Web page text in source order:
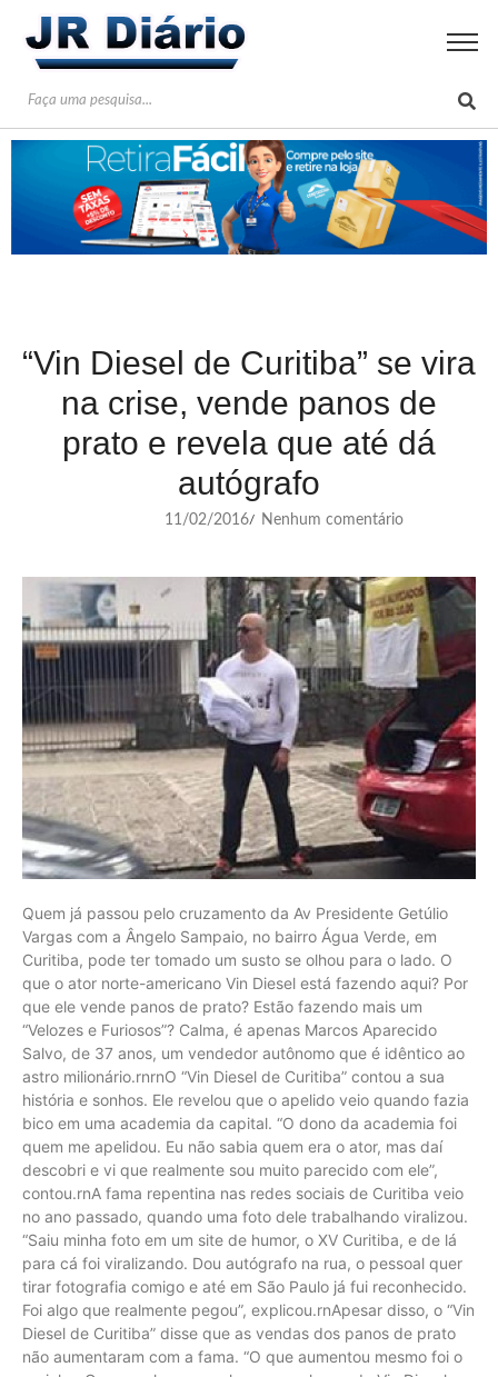
“Vin Diesel de Curitiba” se vira
na crise, vende panos de
prato e revela que até dá
autógrafo
11/02/2016/ Nenhum comentário
Quem já passou pelo cruzamento da Av Presidente Getúlio
Vargas com a Ângelo Sampaio, no bairro Água Verde, em
Curitiba, pode ter tomado um susto se olhou para o lado. O
que o ator norte-americano Vin Diesel está fazendo aqui? Por
que ele vende panos de prato? Estão fazendo mais um
“Velozes e Furiosos”? Calma, é apenas Marcos Aparecido
Salvo, de 37 anos, um vendedor autônomo que é idêntico ao
astro milionário.rnrnO “Vin Diesel de Curitiba” contou a sua
história e sonhos. Ele revelou que o apelido veio quando fazia
bico em uma academia da capital. “O dono da academia foi
quem me apelidou. Eu não sabia quem era o ator, mas daí
descobri e vi que realmente sou muito parecido com ele”,
contou.rnA fama repentina nas redes sociais de Curitiba veio
no ano passado, quando uma foto dele trabalhando viralizou.
“Saiu minha foto em um site de humor, o XV Curitiba, e de lá
para cá foi viralizando. Dou autógrafo na rua, o pessoal quer
tirar fotografia comigo e até em São Paulo já fui reconhecido.
Foi algo que realmente pegou”, explicou.rnApesar disso, o “Vin
Diesel de Curitiba” disse que as vendas dos panos de prato
não aumentaram com a fama. “O que aumentou mesmo foi o